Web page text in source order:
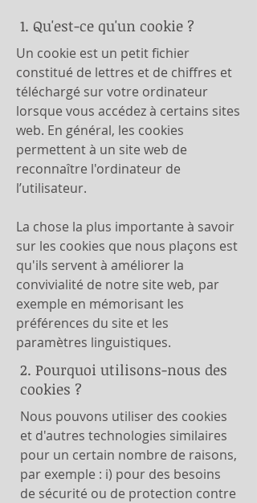
1. Qu'est-ce qu'un cookie ?
Un cookie est un petit fichier
constitué de lettres et de chiffres et
téléchargé sur votre ordinateur
lorsque vous accédez à certains sites
web. En général, les cookies
permettent à un site web de
reconnaître l'ordinateur de
l’utilisateur.
La chose la plus importante à savoir
sur les cookies que nous plaçons est
qu'ils servent à améliorer la
convivialité de notre site web, par
exemple en mémorisant les
préférences du site et les
paramètres linguistiques.
2. Pourquoi utilisons-nous des
cookies ?
Nous pouvons utiliser des cookies
et d'autres technologies similaires
pour un certain nombre de raisons,
par exemple : i) pour des besoins
de sécurité ou de protection contre